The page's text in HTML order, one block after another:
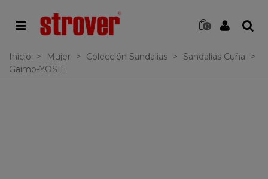
0
Inicio > Mujer > Colección Sandalias > Sandalias Cuña
>
Gaimo-YOSIE